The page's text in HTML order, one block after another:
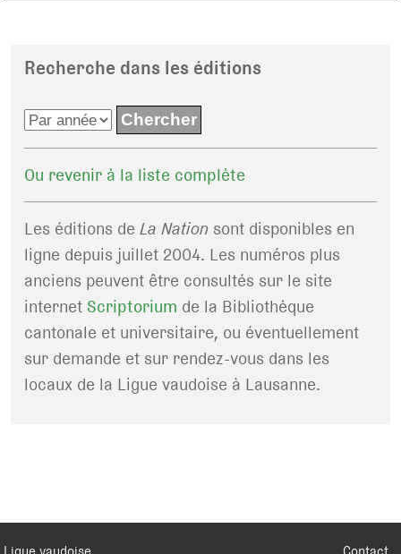
Recherche dans les éditions
Ou revenir à la liste complète
Les éditions deLa Nation sont disponibles en
ligne depuis juillet 2004. Les numéros plus
anciens peuvent être consultés sur le site
internet Scriptorium de la Bibliothèque
cantonale et universitaire, ou éventuellement
sur demande et sur rendez-vous dans les
locaux de la Ligue vaudoise à Lausanne.